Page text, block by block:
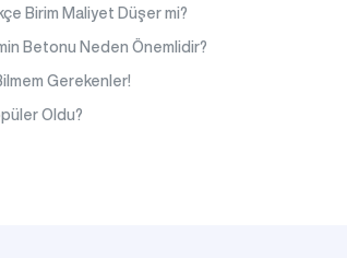
WC Duş Binaları
Mobilizasyon
Kamp Binaları
Birim Maliyet Düşer mi?
Betonu Neden Önemlidir?
Gerekenler!
Oldu?